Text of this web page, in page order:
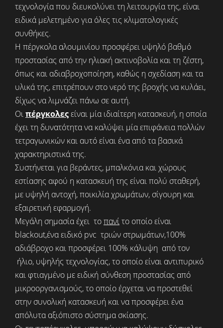
τεχνολογία που διευκολύνει τη λειτουργία της, είναι
ειδικά μελετημένο για όλες τις κλιματολογικές
συνθήκες.
Η πέργκολα αλουμινίου προσφέρει υψηλό βαθμό
προστασίας από την ηλιακή ακτινοβολία και τη ζέστη,
όπως και αδιαβροχοποίηση, καθώς η σχεδίαση και τα
υλικά της, επιτρέπουν στο νερό της βροχής να κυλάει,
δίχως να λιμνάζει πάνω σε αυτή.
Οιπέργκολεςείναι μία ιδιαίτερη κατασκευή, η οποία
έχει τη δυνατότητα να καλύψει μία επιφάνεια πολλών
τετραγωνικών και αυτό είναι ένα από τα βασικά
χαρακτηριστικά της.
Συστήνεται για βεράντες, μπαλκόνια και χώρους
εστίασης αφού η κατασκευή της είναι πολύ σταθερή,
με υψηλή αντοχή, ποικιλία χρωμάτων, σίγουρη και
εξαιρετική εφαρμογή.
Μεγάλη σημασία έχει τοπανίτο οποίο είναι
blackout,ένα ειδικό pvc τριών στρωμάτων,100%
αδιάβροχο και προσφέρει 100% κάλυψη από τον
ήλιο, υψηλής τεχνολογίας, το οποίο είναι αντιπυρικό
και φτιαγμένο με ειδική σύνθεση προστασίας από
μικροοργανισμούς, το οποίο έρχεται να προστεθεί
στην συνολική κατασκευή και να προσφέρει ένα
απόλυτα αξιόπιστο σύστημα σκίασης.